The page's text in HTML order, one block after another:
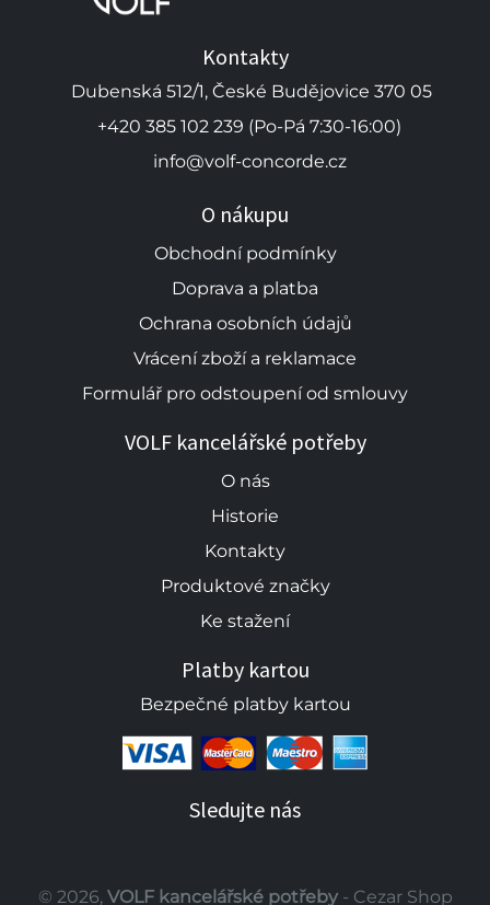
Kontakty
Dubenská 512/1, České Budějovice 370 05
+420 385 102 239 (Po-Pá 7:30-16:00)
info@volf-concorde.cz
O nákupu
Obchodní podmínky
Doprava a platba
Ochrana osobních údajů
Vrácení zboží a reklamace
Formulář pro odstoupení od smlouvy
VOLF kancelářské potřeby
O nás
Historie
Kontakty
Produktové značky
Ke stažení
Platby kartou
Bezpečné platby kartou
Sledujte nás
© 2026, VOLF kancelářské potřeby- Cezar Shop